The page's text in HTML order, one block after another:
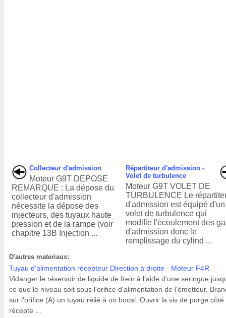
Collecteur d'admission
Moteur G9T DEPOSE
REMARQUE : La dépose du
collecteur d'admission
nécessite la dépose des
injecteurs, des tuyaux haute
pression et de la rampe (voir
chapitre 13B Injection ...
Répartiteur d'admission -
Volet de turbulence
Moteur G9T VOLET DE
TURBULENCE Le
d'admission est équipé d'un
volet de turbulence qui
modifie l'écoulement des
d'admission donc le
remplissage du cylind ...
D'autres materiaux:
Tuyau d'alimentation récepteur Direction à droite - Moteur F4R
Vidanger le réservoir de liquide de frein à l'aide d'une seringue
ce que le niveau soit sous l'orifice d'alimentation de l'émetteur.
sur l'orifice (A) un tuyau relié à un bocal. Ouvrir la vis de purge côté
récepte ...